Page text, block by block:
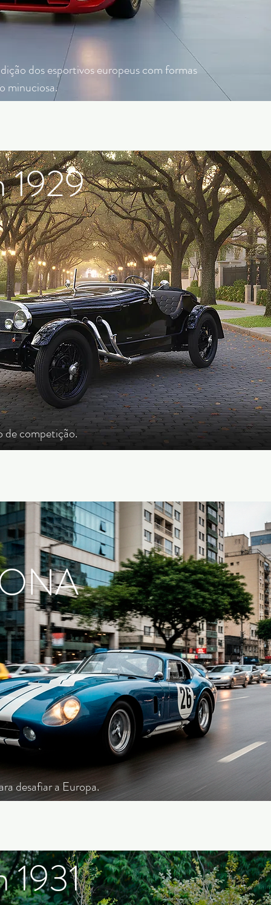
dos esportivos europeus com formas
minuciosa.
de competição.
1929
desafiar a Europa.
1931